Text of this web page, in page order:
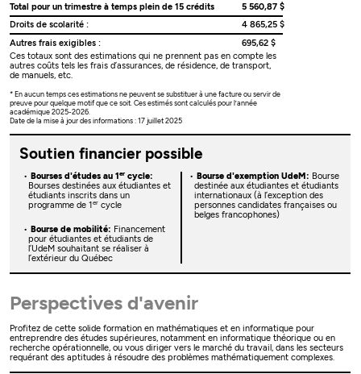
Total pour un trimestre à temps plein de 15 crédits
5 560,87 $
Droits de scolarité :
4 865,25 $
Autres frais exigibles :
695,62 $
Ces totaux sont des estimations qui ne prennent pas en compte les
autres coûts tels les frais d’assurances, de résidence, de transport,
de manuels, etc.
* En aucun temps ces estimations ne peuvent se substituer à une facture ou servir de
preuve pour quelque motif que ce soit. Ces estimés sont calculés pour l’année
académique 2025-2026.
Date de la mise à jour des informations : 17 juillet 2025
Soutien financier possible
Bourses d'études au 1ercycle:
Bourses destinées aux étudiantes et
étudiants inscrits dans un
programme de 1ercycle
Bourse d'exemption UdeM: Bourse
destinée aux étudiantes et étudiants
internationaux (à l’exception des
personnes candidates françaises ou
belges francophones)
Bourse de mobilité: Financement
pour étudiantes et étudiants de
l’UdeM souhaitant se réaliser à
l’extérieur du Québec
Perspectives d'avenir
Profitez de cette solide formation en mathématiques et en informatique pour
entreprendre des études supérieures, notamment en informatique théorique ou en
recherche opérationnelle, ou vous diriger vers le marché du travail, dans les secteurs
requérant des aptitudes à résoudre des problèmes mathématiquement complexes.